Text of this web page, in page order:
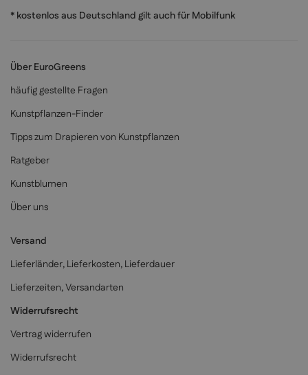
* kostenlos aus Deutschland gilt auch für Mobilfunk
Über EuroGreens
häufig gestellte Fragen
Kunstpflanzen-Finder
Tipps zum Drapieren von Kunstpflanzen
Ratgeber
Kunstblumen
Über uns
Versand
Lieferländer, Lieferkosten, Lieferdauer
Lieferzeiten, Versandarten
Widerrufsrecht
Vertrag widerrufen
Widerrufsrecht